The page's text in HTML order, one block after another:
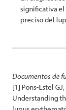
significativa
preciso del
Documentos de
[1] Pons-Estel
Understanding